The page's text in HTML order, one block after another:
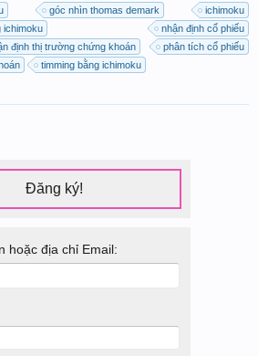
góc nhìn thomas demark
ichimoku
ichimoku
nhận định cổ phiếu
định thị trường chứng khoán
phân tích cổ phiếu
timming bằng ichimoku
Đăng ký!
hoặc địa chỉ Email: